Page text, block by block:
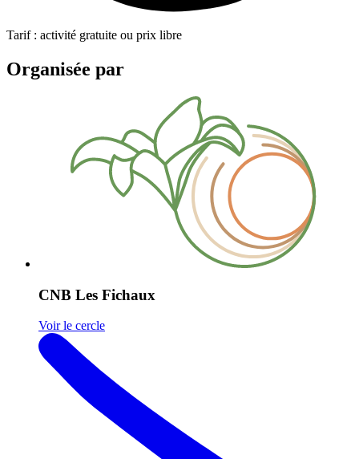
Tarif : activité gratuite ou prix libre
Organisée par
CNB Les Fichaux
Voir le cercle